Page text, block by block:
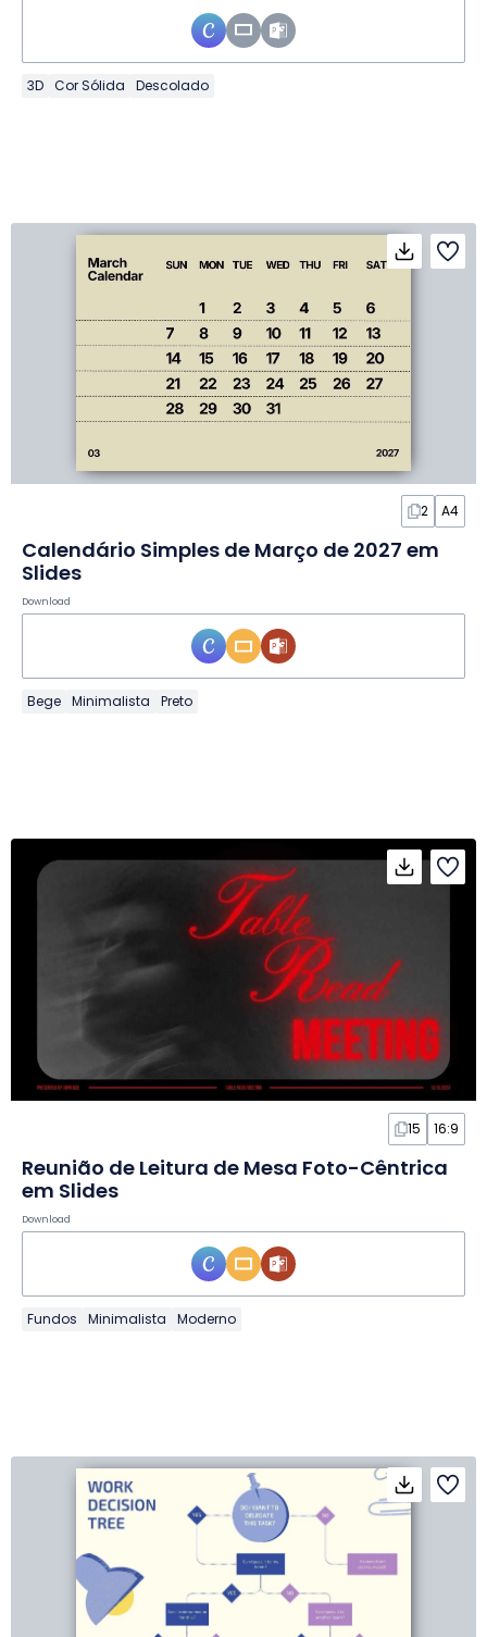
3D Cor Sólida Descolado
2 A4
Calendário Simples de Março de 2027 em
Slides
Download
Bege Minimalista Preto
15 16:9
Reunião de Leitura de Mesa Foto-Cêntrica
em Slides
Download
Fundos Minimalista Moderno